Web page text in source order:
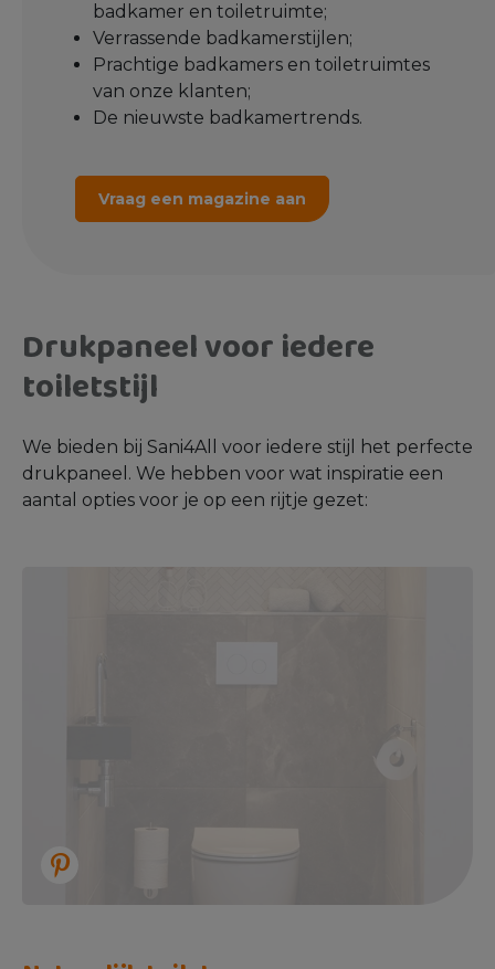
badkamer en toiletruimte;
Verrassende badkamerstijlen;
Prachtige badkamers en toiletruimtes
van onze klanten;
De nieuwste badkamertrends.
Vraag een magazine aan
Drukpaneel voor iedere
toiletstijl
We bieden bij Sani4All voor iedere stijl het perfecte
drukpaneel. We hebben voor wat inspiratie een
aantal opties voor je op een rijtje gezet: